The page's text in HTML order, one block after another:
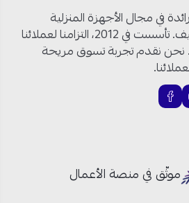
ستيل
230 فولت
9.5 لتر
تجفيف نشط بالمروحة
الأطفال
توفر مساحة واسعة
في مجال الأجهزة المنزلية
والكهربائية وأنظمة التكييف. تأسست في 2012، التزامنا لعملائنا
نحن نقدم تجربة تسوق مريحة
موثّق في منصة الأعمال